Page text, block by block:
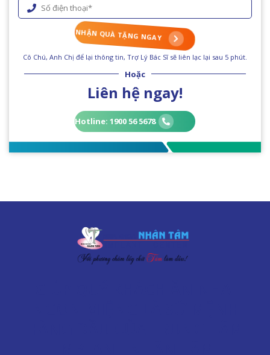
NHẬN QUÀ TẶNG NGAY
Cô Chú, Anh Chị để lại thông tin, Trợ Lý Bác Sĩ sẽ liên lạc lại sau 5 phút.
Hoặc
Liên hệ ngay!
Hotline: 1900 56 5678